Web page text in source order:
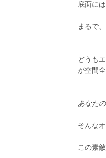
底面に
まるで
どうも
が空間
あなた
そんな
この素